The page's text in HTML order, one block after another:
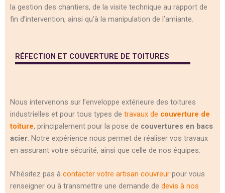
la gestion des chantiers, de la visite technique au rapport de
fin d’intervention, ainsi qu’à la manipulation de l’amiante.
RÉFECTION ET COUVERTURE DE TOITURES
Nous intervenons sur l’enveloppe extérieure des toitures
industrielles et pour tous types de travaux de couverture de
toiture, principalement pour la pose de couvertures en bacs
acier. Notre expérience nous permet de réaliser vos travaux
en assurant votre sécurité, ainsi que celle de nos équipes.
N’hésitez pas à contacter votre artisan couvreur pour vous
renseigner ou à transmettre une demande de devis à nos